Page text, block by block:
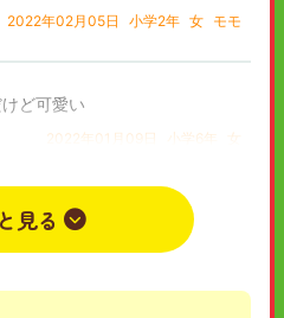
2022年02月05日 小学2年 女 モモ
ど可愛い
2022年01月09日 小学6年
女
見る